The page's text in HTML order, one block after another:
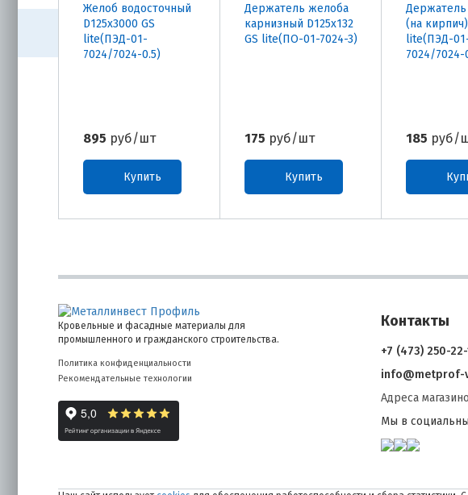
Желоб водосточный
D125х3000 GS
lite(ПЭД-01-
7024/7024-0.5)
895 руб/шт
Купить
Держатель желоба
карнизный D125х132
GS lite(ПО-01-7024-3)
175 руб/шт
Купить
(на кирпич)
lite(ПЭД-
7024/7024-
185 руб/
Кровельные и фасадные материалы для
промышленного и гражданского строительства.
Политика конфиденциальности
Рекомендательные технологии
Контакты
+7 (473) 250-
info@metprof-
Адреса
Мы в